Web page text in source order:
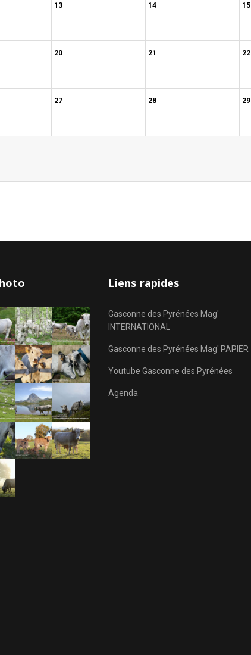
13 14 15
20 21 22
27 28 29
Liens rapides
Gasconne des Pyrénées Mag'
INTERNATIONAL
Gasconne des Pyrénées Mag' PAPIER
Youtube Gasconne des Pyrénées
Agenda